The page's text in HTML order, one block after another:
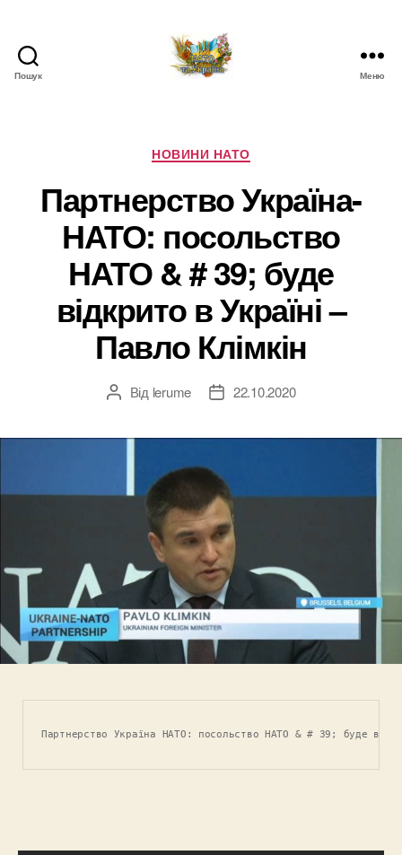
Пошук
Новини
про
НАТО
в
Україні
Меню
Категорії
НОВИНИ НАТО
Партнерство Україна-
НАТО: посольство
НАТО & # 39; буде
відкрито в Україні –
Павло Клімкін
Автор
Від lerume
Дата22.10.2020
Партнерство Україна НАТО: посольство НАТО & # 39; буде